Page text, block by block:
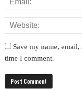
Save my name,
time I comment.